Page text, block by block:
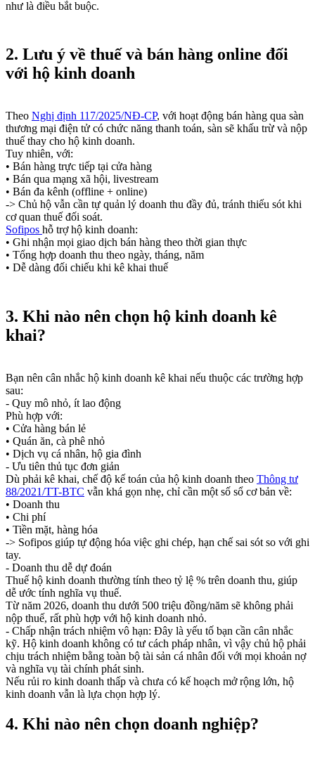
như là điều bắt buộc.
2. Lưu ý về thuế và bán hàng online đối
với hộ kinh doanh
Theo Nghị định 117/2025/NĐ-CP, với hoạt động bán hàng qua sàn
thương mại điện tử có chức năng thanh toán, sàn sẽ khấu trừ và nộp
thuế thay cho hộ kinh doanh.
Tuy nhiên, với:
• Bán hàng trực tiếp tại cửa hàng
• Bán qua mạng xã hội, livestream
• Bán đa kênh (offline + online)
-> Chủ hộ vẫn cần tự quản lý doanh thu đầy đủ, tránh thiếu sót khi
cơ quan thuế đối soát.
Sofipos hỗ trợ hộ kinh doanh:
• Ghi nhận mọi giao dịch bán hàng theo thời gian thực
• Tổng hợp doanh thu theo ngày, tháng, năm
• Dễ dàng đối chiếu khi kê khai thuế
3. Khi nào nên chọn hộ kinh doanh kê
khai?
Bạn nên cân nhắc hộ kinh doanh kê khai nếu thuộc các trường hợp
sau:
- Quy mô nhỏ, ít lao động
Phù hợp với:
• Cửa hàng bán lẻ
• Quán ăn, cà phê nhỏ
• Dịch vụ cá nhân, hộ gia đình
- Ưu tiên thủ tục đơn giản
Dù phải kê khai, chế độ kế toán của hộ kinh doanh theo Thông tư
88/2021/TT-BTC vẫn khá gọn nhẹ, chỉ cần một số sổ cơ bản về:
• Doanh thu
• Chi phí
• Tiền mặt, hàng hóa
-> Sofipos giúp tự động hóa việc ghi chép, hạn chế sai sót so với ghi
tay.
- Doanh thu dễ dự đoán
Thuế hộ kinh doanh thường tính theo tỷ lệ % trên doanh thu, giúp
dễ ước tính nghĩa vụ thuế.
Từ năm 2026, doanh thu dưới 500 triệu đồng/năm sẽ không phải
nộp thuế, rất phù hợp với hộ kinh doanh nhỏ.
- Chấp nhận trách nhiệm vô hạn: Đây là yếu tố bạn cần cân nhắc
kỹ. Hộ kinh doanh không có tư cách pháp nhân, vì vậy chủ hộ phải
chịu trách nhiệm bằng toàn bộ tài sản cá nhân đối với mọi khoản nợ
và nghĩa vụ tài chính phát sinh.
Nếu rủi ro kinh doanh thấp và chưa có kế hoạch mở rộng lớn, hộ
kinh doanh vẫn là lựa chọn hợp lý.
4. Khi nào nên chọn doanh nghiệp?